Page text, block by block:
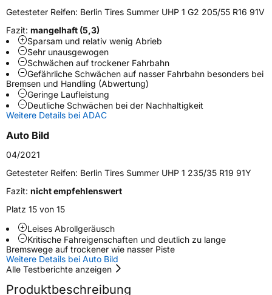
ModellnameSummer UHP 1
FahrzeugartPKW & SUV
Weitere Eigenschaften
SchlauchtypTL
ZustandNeureifen
EU Label
Effizienz
NasshaftungB
Rollgeräusch (Klasse)B
Rollgeräusch (dB) 72
Getesteter Reifen: Berlin Tires Summer UHP 1 G2 205/55 R16 91V
Fazit: mangelhaft (5,3)
Sparsam und relativ wenig Abrieb
Sehr unausgewogen
Schwächen auf trockener Fahrbahn
Gefährliche Schwächen auf nasser Fahrbahn besonders bei
Bremsen und Handling (Abwertung)
Geringe Laufleistung
Deutliche Schwächen bei der Nachhaltigkeit
Weitere Details bei ADAC
Auto Bild
04/2021
Getesteter Reifen: Berlin Tires Summer UHP 1 235/35 R19 91Y
Fazit: nicht empfehlenswert
Platz 15 von 15
Leises Abrollgeräusch
Kritische Fahreigenschaften und deutlich zu lange
Bremswege auf trockener wie nasser Piste
Weitere Details bei Auto Bild
Alle Testberichte anzeigen
Produktbeschreibung